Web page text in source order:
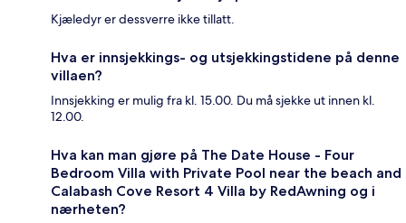
Kjæledyr er dessverre ikke tillatt.
Hva er innsjekkings- og utsjekkingstidene på denne
villaen?
Innsjekking er mulig fra kl. 15.00. Du må sjekke ut innen kl.
12.00.
Hva kan man gjøre på The Date House - Four
Bedroom Villa with Private Pool near the beach and
Calabash Cove Resort 4 Villa by RedAwning og i
nærheten?